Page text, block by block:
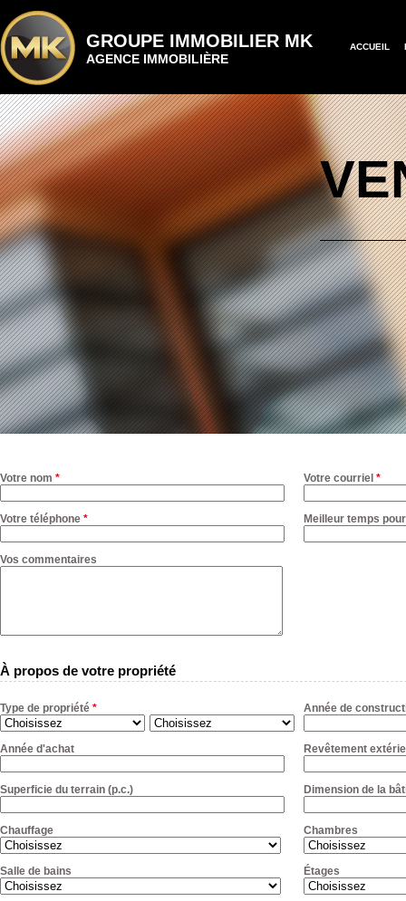
GROUPE IMMOBILIER MK
AGENCE IMMOBILIÈRE
ACCUEIL
Votre nom * Votre courriel *
Votre téléphone * Meilleur temps
Vos commentaires
À propos de votre propriété
Type de propriété * Année de
Année d'achat Revêtement
Superficie du terrain (p.c.) Dimension de la
Chauffage Chambres
Salle de bains Étages